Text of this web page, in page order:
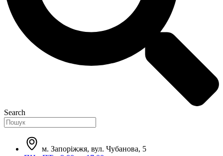
Search
м. Запоріжжя, вул. Чубанова, 5